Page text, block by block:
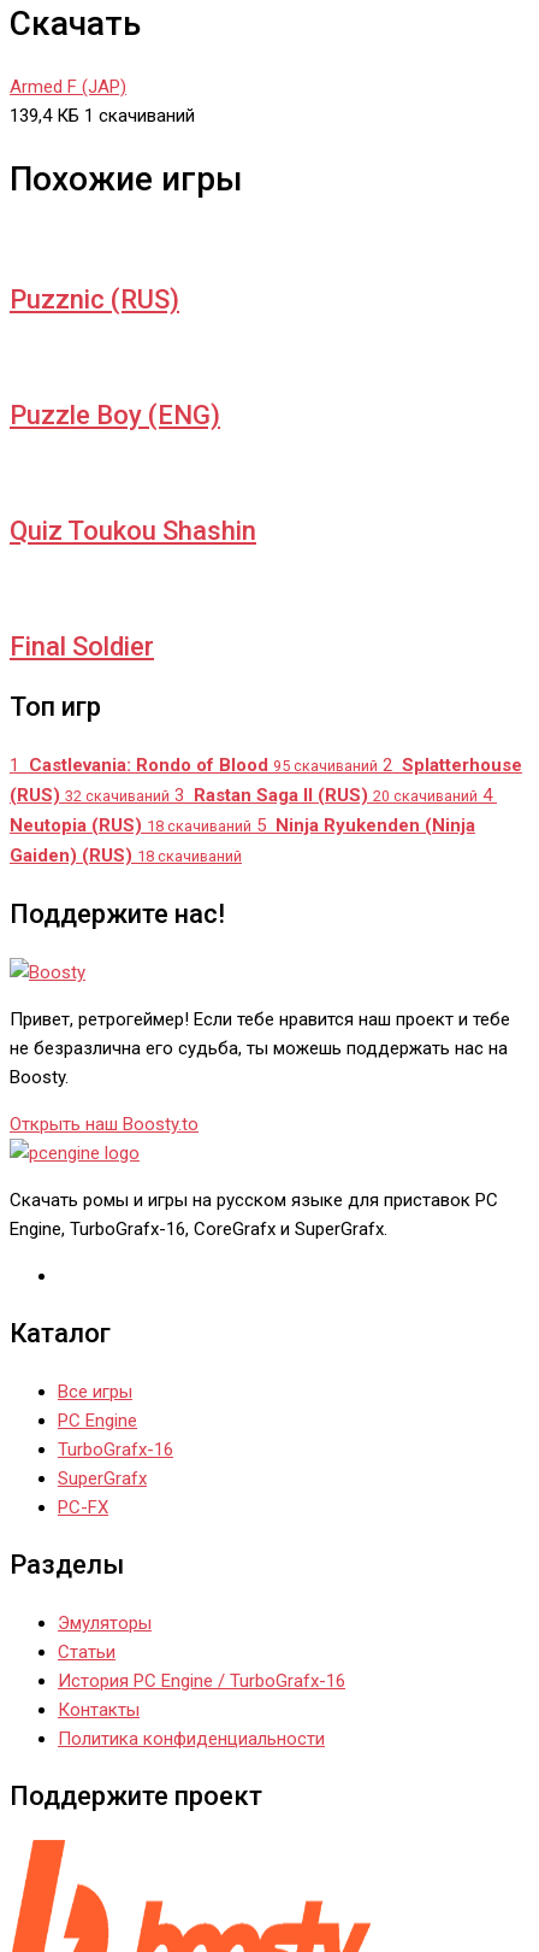
Скачать
Armed F (JAP)
139,4 КБ 1 скачиваний
Похожие игры
Puzznic (RUS)
Puzzle Boy (ENG)
Quiz Toukou Shashin
Final Soldier
Топ игр
1 Castlevania: Rondo of Blood 95 скачиваний 2 Splatterhouse
(RUS) 32 скачиваний 3 Rastan Saga II (RUS) 20 скачиваний 4
Neutopia (RUS) 18 скачиваний 5 Ninja Ryukenden (Ninja
Gaiden) (RUS) 18 скачиваний
Поддержите нас!
Привет, ретрогеймер! Если тебе нравится наш проект и тебе
не безразлична его судьба, ты можешь поддержать нас на
Boosty.
Открыть наш Boosty.to
Скачать ромы и игры на русском языке для приставок PC
Engine, TurboGrafx-16, CoreGrafx и SuperGrafx.
Каталог
Все игры
PC Engine
TurboGrafx-16
SuperGrafx
PC-FX
Разделы
Эмуляторы
Статьи
История PC Engine / TurboGrafx-16
Контакты
Политика конфиденциальности
Поддержите проект